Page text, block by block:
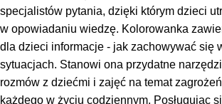
specjalistów pytania, dzięki którym dzieci
w opowiadaniu wiedzę. Kolorowanka
dla dzieci informacje - jak zachowywać się
sytuacjach. Stanowi ona przydatne
rozmów z dziećmi i zajęć na temat
każdego w życiu codziennym. Posługując